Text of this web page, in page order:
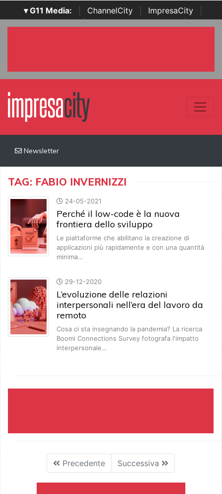
▾ G11 Media: ChannelCity ImpresaCity
SecurityOpenLab | Italian Channel Awards | Italian
Newsletter
TAG: FABIO INVERNIZZI
24-05-2021
Perché il low-code è la nuova
frontiera dello sviluppo
Le piattaforme che abilitano la creazione di
applicazioni più rapidamente e con una quantità
minima…
29-12-2020
L’evoluzione delle relazioni
interpersonali nell’era del lavoro da
remoto
Cosa ci sta insegnando la pandemia? La ricerca
Boomi Connections Survey fotografa l'impatto
interpersonale…
Precedente Successiva